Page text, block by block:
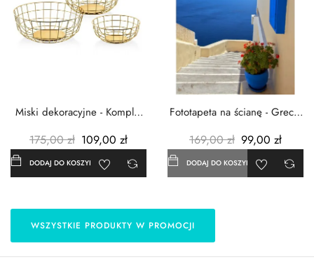
Miski dekoracyjne - Komplet
175,00 zł 109,00 zł
DODAJ DO KOSZYKA
Fototapeta na ścianę - Grecja
169,00 zł 99,00 zł
DODAJ DO KOSZYKA
WSZYSTKIE PRODUKTY W PROMOCJI